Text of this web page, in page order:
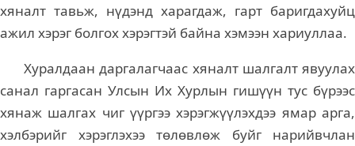
хяналт тавьж, нүдэнд харагдаж, гарт баригдахуйц
ажил хэрэг болгох хэрэгтэй байна хэмээн хариуллаа.
Хуралдаан даргалагчаас хяналт шалгалт явуулах
санал гаргасан Улсын Их Хурлын гишүүн тус бүрээс
хянаж шалгах чиг үүргээ хэрэгжүүлэхдээ ямар арга,
хэлбэрийг хэрэглэхээ төлөвлөж буйг нарийвчлан